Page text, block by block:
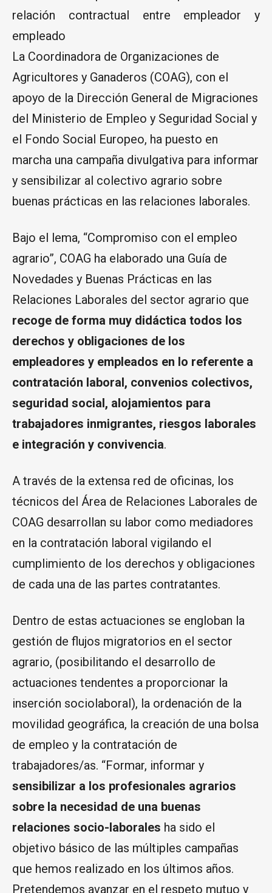
relación contractual entre empleador y
empleado
La Coordinadora de Organizaciones de
Agricultores y Ganaderos (COAG), con el
apoyo de la Dirección General de Migraciones
del Ministerio de Empleo y Seguridad Social y
el Fondo Social Europeo, ha puesto en
marcha una campaña divulgativa para informar
y sensibilizar al colectivo agrario sobre
buenas prácticas en las relaciones laborales.
Bajo el lema, “Compromiso con el empleo
agrario”, COAG ha elaborado una Guía de
Novedades y Buenas Prácticas en las
Relaciones Laborales del sector agrario que
recoge de forma muy didáctica todos los
derechos y obligaciones de los
empleadores y empleados en lo referente a
contratación laboral, convenios colectivos,
seguridad social, alojamientos para
trabajadores inmigrantes, riesgos laborales
e integración y convivencia.
A través de la extensa red de oficinas, los
técnicos del Área de Relaciones Laborales de
COAG desarrollan su labor como mediadores
en la contratación laboral vigilando el
cumplimiento de los derechos y obligaciones
de cada una de las partes contratantes.
Dentro de estas actuaciones se engloban la
gestión de flujos migratorios en el sector
agrario, (posibilitando el desarrollo de
actuaciones tendentes a proporcionar la
inserción sociolaboral), la ordenación de la
movilidad geográfica, la creación de una bolsa
de empleo y la contratación de
trabajadores/as. “Formar, informar y
sensibilizar a los profesionales agrarios
sobre la necesidad de una buenas
relaciones socio-laborales ha sido el
objetivo básico de las múltiples campañas
que hemos realizado en los últimos años.
Pretendemos avanzar en el respeto mutuo y